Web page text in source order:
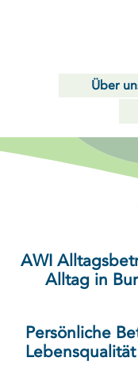
Über
AWI
Alltag in
Persönliche
Lebensqualität